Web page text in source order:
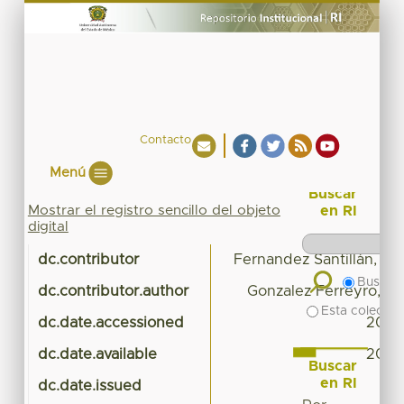
Contacto
Menú
Mostrar el registro sencillo del objeto
digital
dc.contributor Fernandez Santillán,
dc.contributor.author Gonzalez Ferreyro,
dc.date.accessioned
dc.date.available
dc.date.issued
Buscar
en RI
Buscar
Esta
Buscar
en RI